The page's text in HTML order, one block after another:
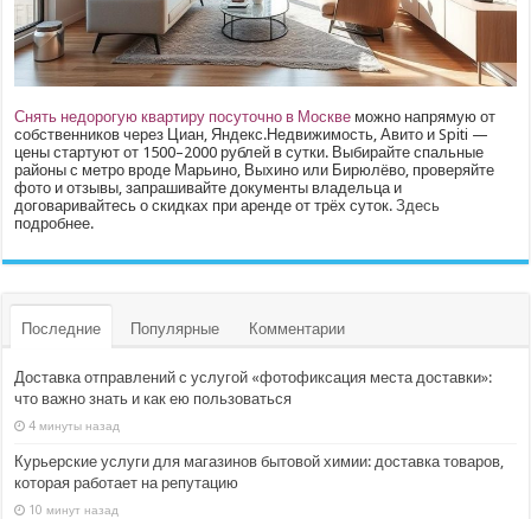
Снять недорогую квартиру посуточно в Москве можно напрямую от
собственников через Циан, Яндекс.Недвижимость, Авито и Spiti —
цены стартуют от 1500–2000 рублей в сутки. Выбирайте спальные
районы с метро вроде Марьино, Выхино или Бирюлёво, проверяйте
фото и отзывы, запрашивайте документы владельца и
договаривайтесь о скидках при аренде от трёх суток.Здесь
подробнее.
Последние Популярные Комментарии
Доставка отправлений с услугой «фотофиксация места доставки»:
что важно знать и как ею пользоваться
4 минуты назад
Курьерские услуги для магазинов бытовой химии: доставка товаров,
которая работает на репутацию
10 минут назад